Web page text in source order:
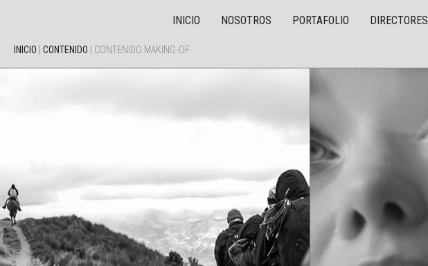
INICIO NOSOTROS PORTAFOLIO DIRECTORES
INICIO CONTENIDO CONTENIDO MAKING-OF